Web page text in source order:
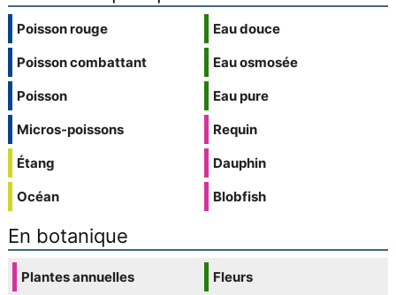
Poisson rouge
Poisson combattant
Poisson
Micros-poissons
Étang
Océan
Eau douce
Eau osmosée
Eau pure
Requin
Dauphin
Blobfish
En botanique
Plantes annuelles
Fleurs